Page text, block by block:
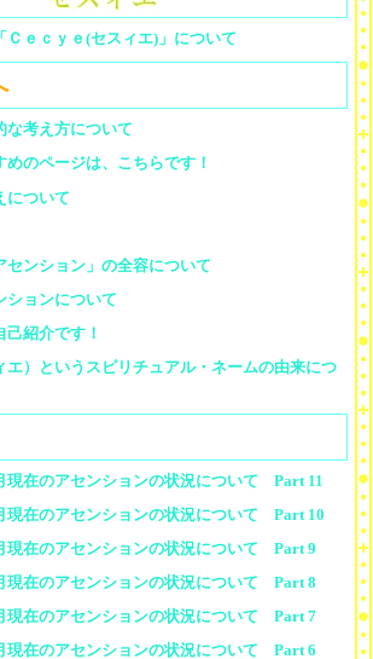
Ｃｅｃｙｅ(セスィエ)」について
な考え方について
のページは、こちらです！
について
センション」の全容について
ションについて
己紹介です！
エ）というスピリチュアル・ネームの由来につ
現在のアセンションの状況について Part 11
現在のアセンションの状況について Part 10
現在のアセンションの状況について Part 9
現在のアセンションの状況について Part 8
現在のアセンションの状況について Part 7
現在のアセンションの状況について Part 6